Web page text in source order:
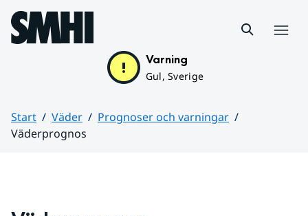
Hoppa till sidans innehåll
Varning
Gul, Sverige
Start Väder
Prognoser och varningar
Väderprognos